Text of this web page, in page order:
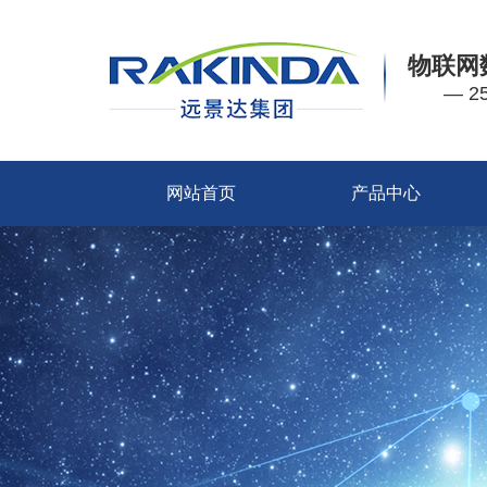
物联网
—
网站首页 产品中心